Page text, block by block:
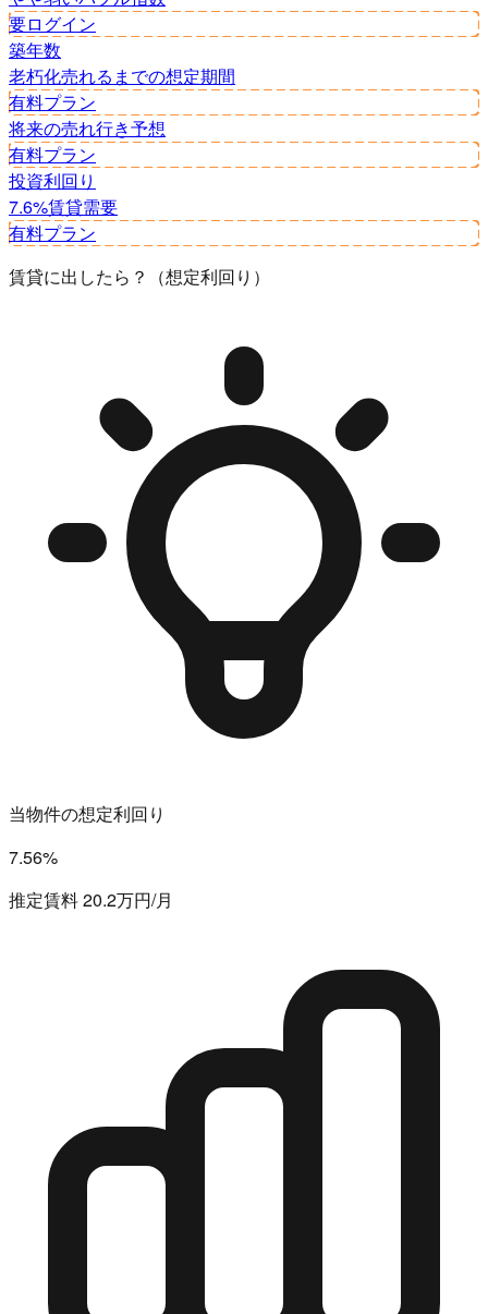
要ログイン
築年数
老朽化売れるまでの想定期間
有料プラン
将来の売れ行き予想
有料プラン
投資利回り
7.6%賃貸需要
有料プラン
賃貸に出したら？（想定利回り）
当物件の想定利回り
7.56%
推定賃料 20.2万円/月